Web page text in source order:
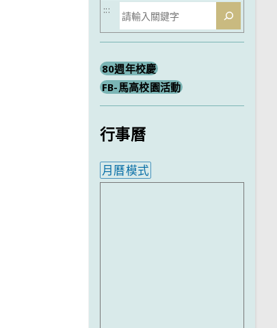
搜
尋
:::
80週年校慶
FB-馬高校園活動
行事曆
月曆模式